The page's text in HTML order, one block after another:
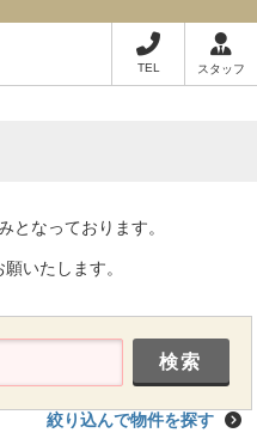
TEL スタッフ
となっております。
いたします。
絞り込んで物件を探す